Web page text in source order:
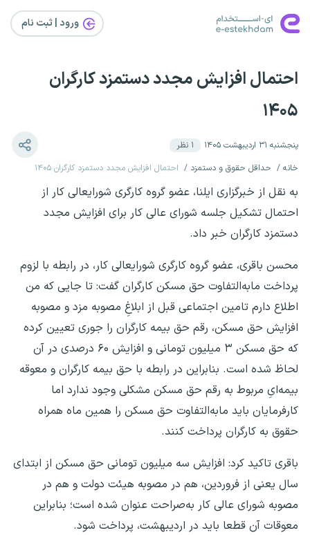
ورود | ثبت‌ نام
احتمال افزایش مجدد دستمزد کارگران
۱۴۰۵
پنجشنبه ۳۱ اردیبهشت ۱۴۰۵ ۱ نظر
خانه
حداقل حقوق و دستمزد احتمال افزایش مجدد دستمزد کارگران ۱۴۰۵
به نقل از خبرگزاری ایلنا، عضو گروه کارگری شورایعالی کار از
احتمال تشکیل جلسه شورای عالی کار برای افزایش مجدد
دستمزد کارگران خبر داد.
محسن باقری، عضو گروه کارگری شورایعالی کار، در رابطه با لزوم
پرداخت مابه‌التفاوت حق مسکن کارگران گفت: تا جایی که من
اطلاع دارم تامین اجتماعی قبل از ابلاغِ مصوبه مزد و مصوبه
افزایش حق مسکن، رقم حق بیمه کارگران را جوری تعیین کرده
که حق مسکن ۳ میلیون تومانی و افزایش ۶۰ درصدی در آن
لحاظ شده است. بنابراین در رابطه با حق بیمه کارگران و معوقه
بیمه‌ایِ مربوط به رقم حق مسکن مشکلی وجود ندارد اما
کارفرمایان باید مابه‌التفاوت حق مسکن را همین ماه همراه
حقوق به کارگران پرداخت کنند.
باقری تاکید کرد: افزایش سه میلیون تومانی حق مسکن از ابتدای
سال یعنی از فروردین، هم در مصوبه هیئت دولت و هم در
مصوبه شورای عالی کار به‌صراحت عنوان شده است؛ بنابراین
معوقات آن قطعا باید در اردیبهشت، پرداخت شود.